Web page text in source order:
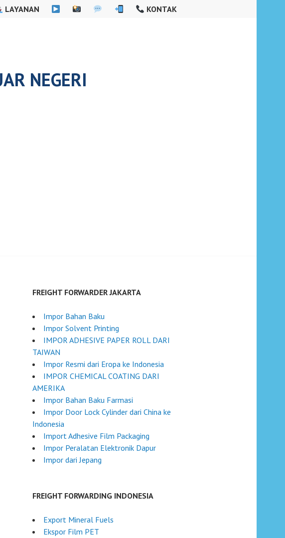
LAYANAN KONTAK
NEGERI
FREIGHT FORWARDER JAKARTA
Impor Bahan Baku
Impor Solvent Printing
IMPOR ADHESIVE PAPER ROLL DARI
TAIWAN
Impor Resmi dari Eropa ke Indonesia
IMPOR CHEMICAL COATING DARI
AMERIKA
Impor Bahan Baku Farmasi
Impor Door Lock Cylinder dari China ke
Indonesia
Import Adhesive Film Packaging
Impor Peralatan Elektronik Dapur
Impor dari Jepang
FREIGHT FORWARDING INDONESIA
Export Mineral Fuels
Ekspor Film PET